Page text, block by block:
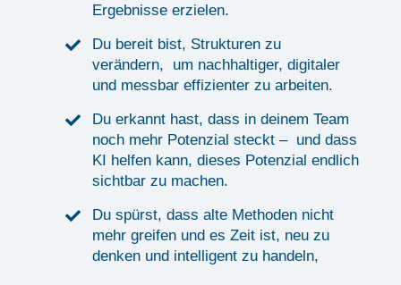
Ergebnisse erzielen.
Du bereit bist, Strukturen zu
verändern, um nachhaltiger, digitaler
und messbar effizienter zu arbeiten.
Du erkannt hast, dass in deinem Team
noch mehr Potenzial steckt – und dass
KI helfen kann, dieses Potenzial endlich
sichtbar zu machen.
Du spürst, dass alte Methoden nicht
mehr greifen und es Zeit ist, neu zu
denken und intelligent zu handeln,